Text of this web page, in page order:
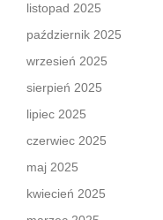
listopad 2025
październik 2025
wrzesień 2025
sierpień 2025
lipiec 2025
czerwiec 2025
maj 2025
kwiecień 2025